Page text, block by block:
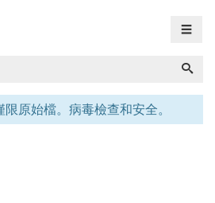
☰
原始檔。病毒檢查和安全。